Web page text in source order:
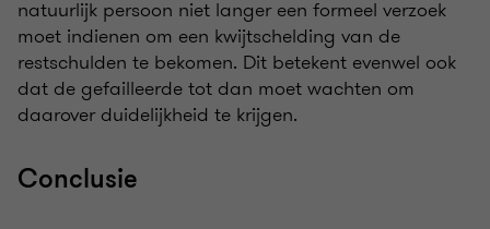
natuurlijk persoon niet langer een formeel verzoek
moet indienen om een kwijtschelding van de
restschulden te bekomen. Dit betekent evenwel ook
dat de gefailleerde tot dan moet wachten om
daarover duidelijkheid te krijgen.
Conclusie